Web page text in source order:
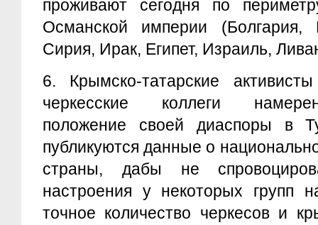
проживают сегодня по
Османской империи (Болгария,
Сирия, Ирак, Египет, Израиль,
6.
Крымско-татарские
черкесские коллеги
положение своей диаспоры в
публикуются данные о
страны, дабы не
настроения у некоторых групп
точное количество черкесов и